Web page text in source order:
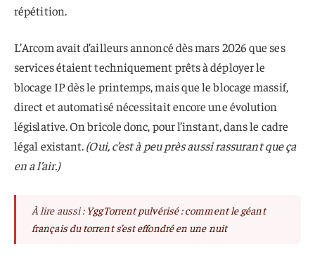
répétition.
L’Arcom avait d’ailleurs annoncé dès mars 2026 que ses
services étaient techniquement prêts à déployer le
blocage IP dès le printemps, mais que le blocage massif,
direct et automatisé nécessitait encore une évolution
législative. On bricole donc, pour l’instant, dans le cadre
légal existant.(Oui, c’est à peu près aussi rassurant que ça
en a l’air.)
À lire aussi : YggTorrent pulvérisé : comment le géant
français du torrent s’est effondré en une nuit